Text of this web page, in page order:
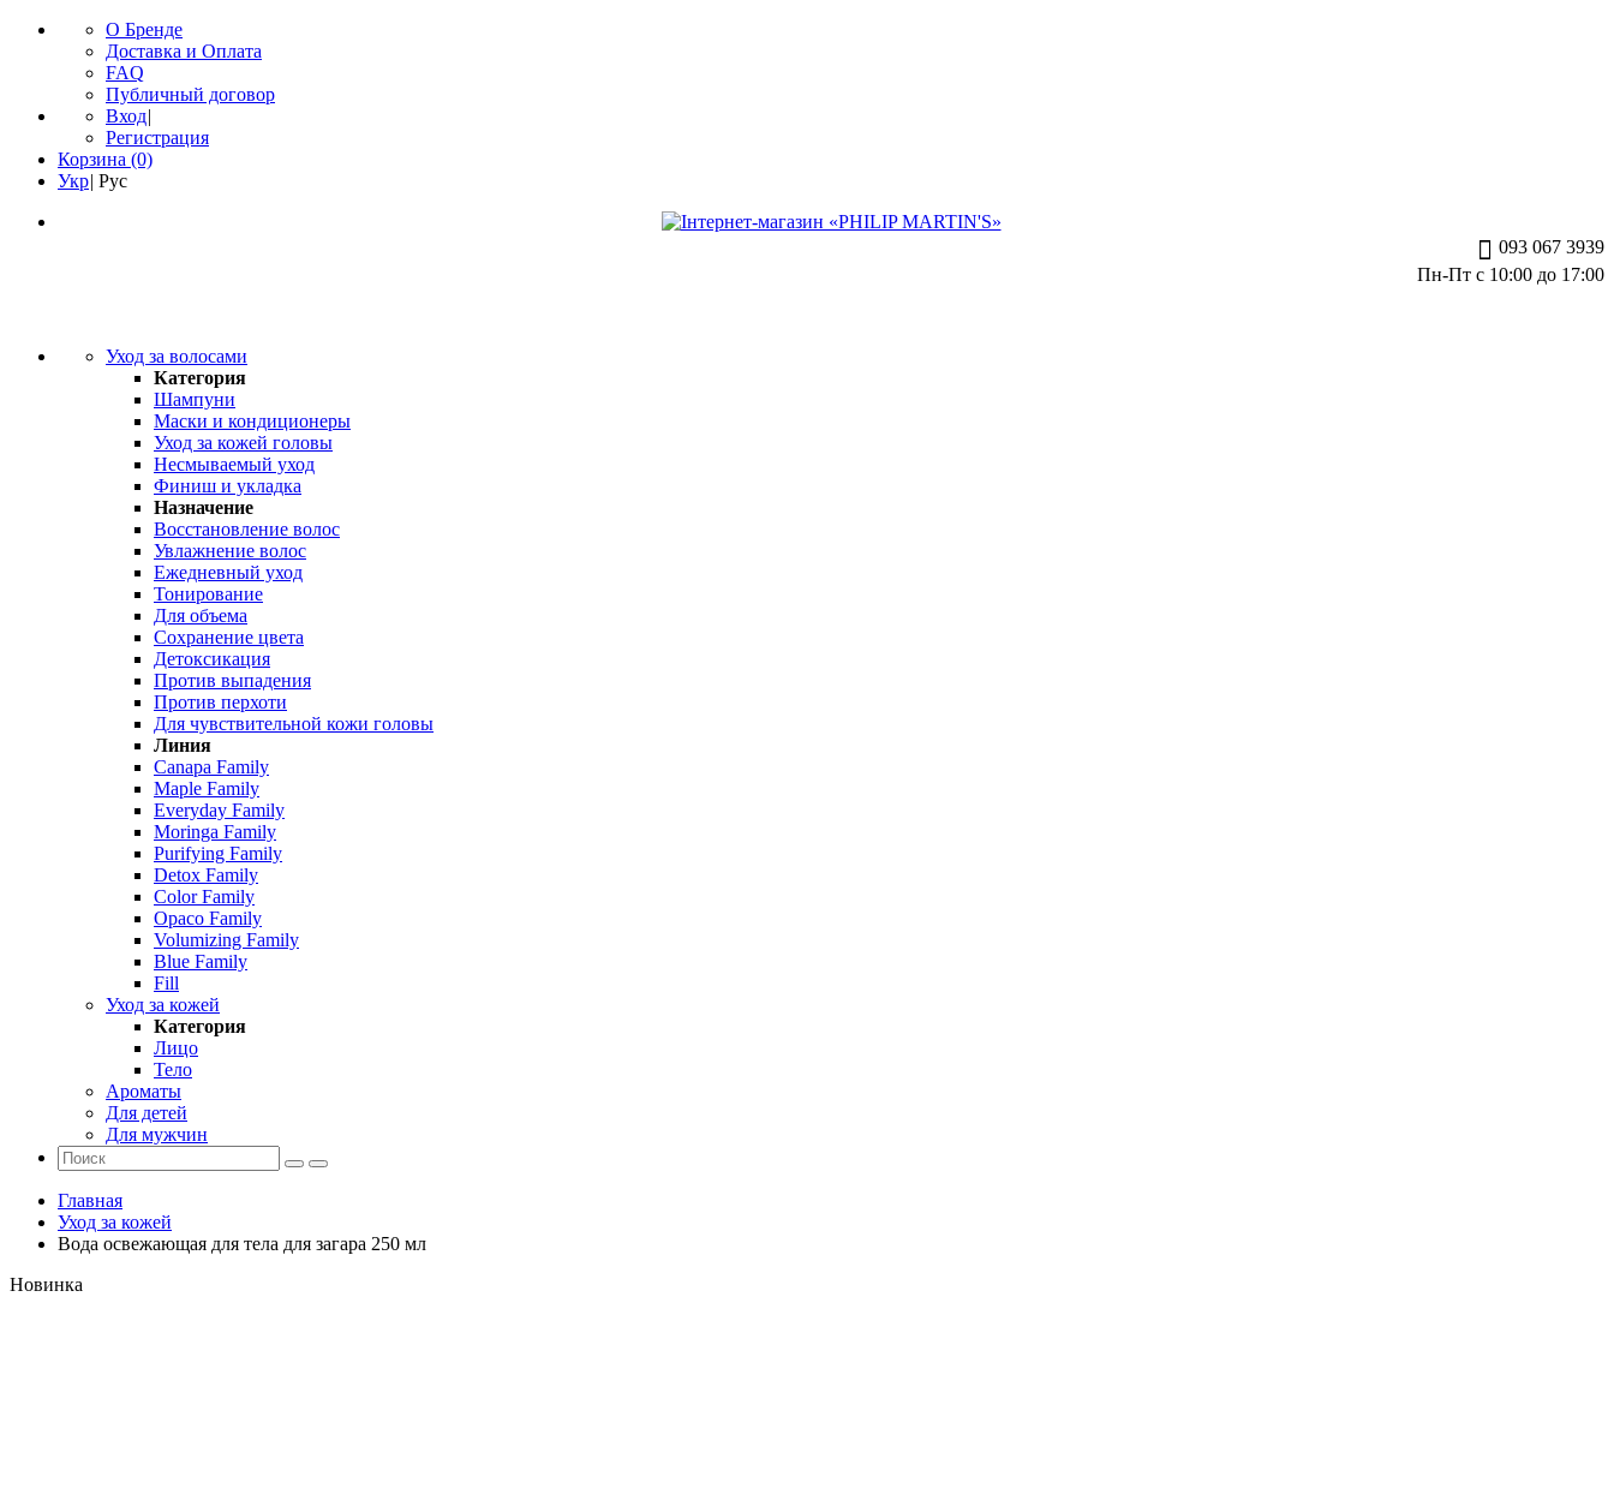
О Бренде
Доставка и Оплата
FAQ
Публичный договор
Вход|
Регистрация
Корзина (0)
Укр| Рус
093 067 3939
Пн-Пт с 10:00 до 17:00
Уход за волосами
Категория
Шампуни
Маски и кондиционеры
Уход за кожей головы
Несмываемый уход
Финиш и укладка
Назначение
Восстановление волос
Увлажнение волос
Ежедневный уход
Тонирование
Для объема
Сохранение цвета
Детоксикация
Против выпадения
Против перхоти
Для чувствительной кожи головы
Линия
Canapa Family
Maple Family
Everyday Family
Moringa Family
Purifying Family
Detox Family
Color Family
Opaco Family
Volumizing Family
Blue Family
Fill
Уход за кожей
Категория
Лицо
Тело
Ароматы
Для детей
Для мужчин
Главная
Уход за кожей
Вода освежающая для тела для загара 250 мл
Новинка